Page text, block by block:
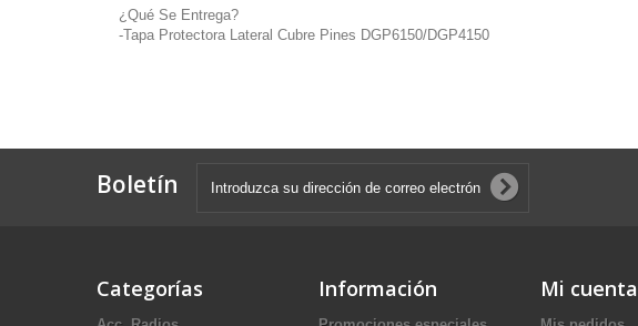
¿Qué Se Entrega?
-Tapa Protectora Lateral Cubre Pines DGP6150/DGP4150
Boletín
Categorías Información Mi cuenta